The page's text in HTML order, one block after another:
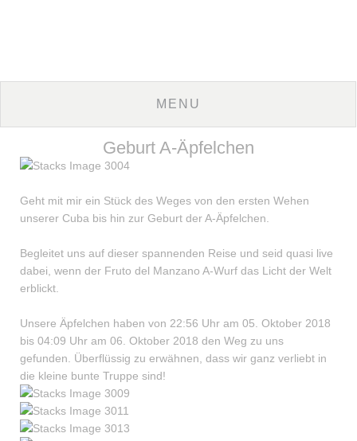
Geburt A-Äpfelchen
Geht mit mir ein Stück des Weges von den ersten Wehen
unserer Cuba bis hin zur Geburt der A-Äpfelchen.
Begleitet uns auf dieser spannenden Reise und seid quasi live
dabei, wenn der Fruto del Manzano A-Wurf das Licht der Welt
erblickt.
Unsere Äpfelchen haben von 22:56 Uhr am 05. Oktober 2018
bis 04:09 Uhr am 06. Oktober 2018 den Weg zu uns
gefunden. Überflüssig zu erwähnen, dass wir ganz verliebt in
die kleine bunte Truppe sind!